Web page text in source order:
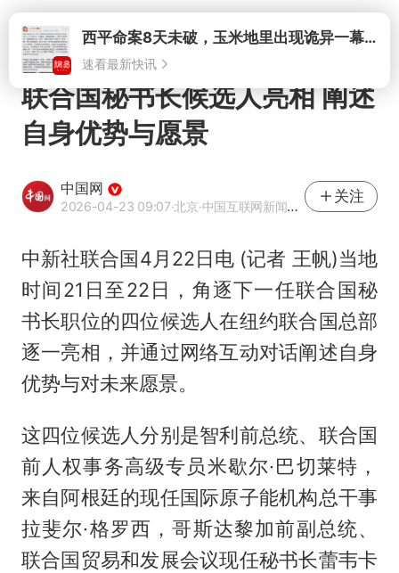
打开西平命案8天未破，玉米地里出现诡异一幕，我突然想起了欧金中
速看最新快讯
联合国秘书长候选人亮相 阐述
自身优势与愿景
中国网
2026-04-23 09:07·北京·中国互联网新闻中心（中国网）官方网易号
关注
中新社联合国4月22日电 (记者 王帆)当地
时间21日至22日，角逐下一任联合国秘
书长职位的四位候选人在纽约联合国总部
逐一亮相，并通过网络互动对话阐述自身
优势与对未来愿景。
这四位候选人分别是智利前总统、联合国
前人权事务高级专员米歇尔·巴切莱特，
来自阿根廷的现任国际原子能机构总干事
拉斐尔·格罗西，哥斯达黎加前副总统、
联合国贸易和发展会议现任秘书长蕾韦卡